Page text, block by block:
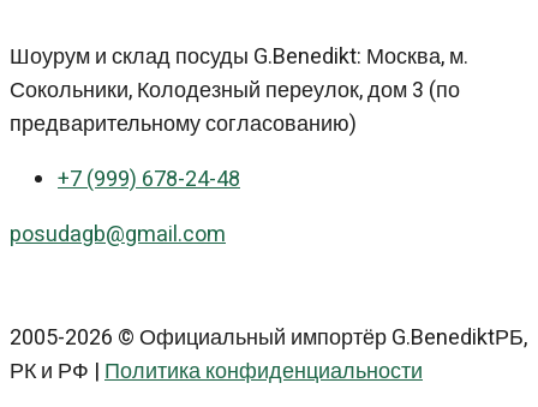
Шоурум и склад посуды G.Benedikt: Москва, м.
Сокольники, Колодезный переулок, дом 3 (по
предварительному согласованию)
+7 (999) 678-24-48
posudagb@gmail.com
2005-2026 © Официальный импортёр G.BenediktРБ,
РК и РФ |Политика конфиденциальности